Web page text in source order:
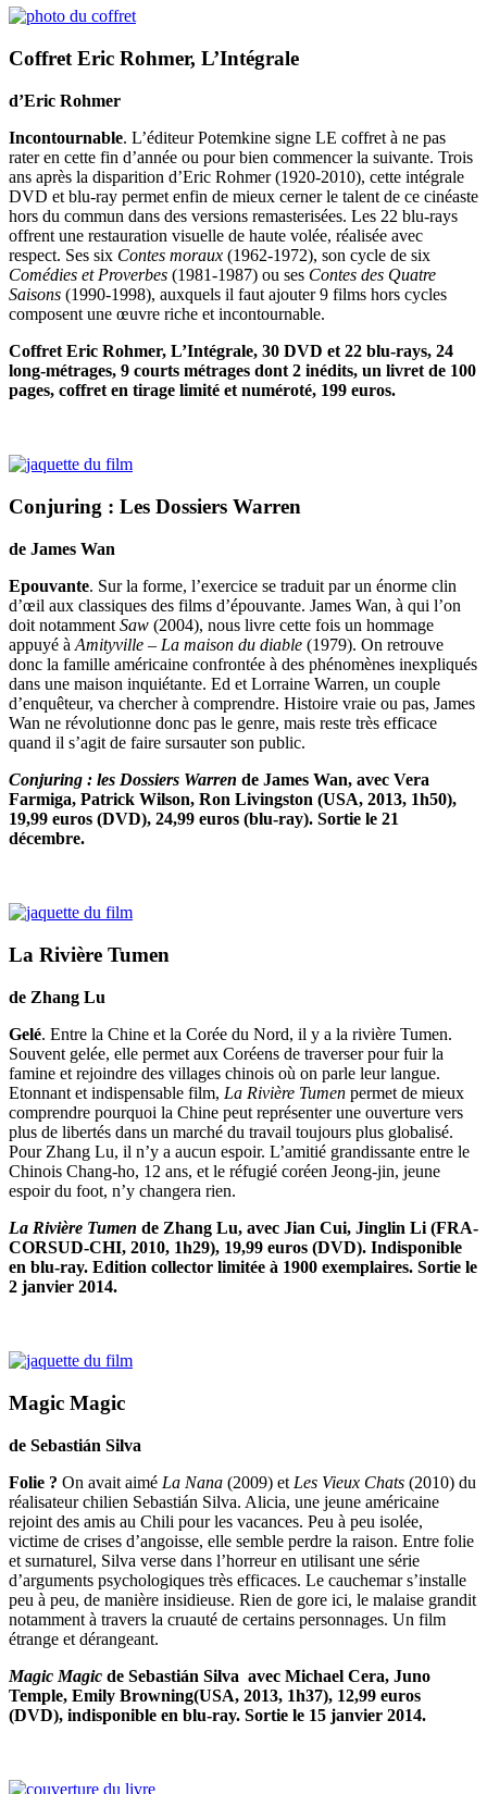
Coffret Eric Rohmer, L’Intégrale
d’Eric Rohmer
Incontournable. L’éditeur Potemkine signe LE coffret à ne pas
rater en cette fin d’année ou pour bien commencer la suivante. Trois
ans après la disparition d’Eric Rohmer (1920-2010), cette intégrale
DVD et blu-ray permet enfin de mieux cerner le talent de ce cinéaste
hors du commun dans des versions remasterisées. Les 22 blu-rays
offrent une restauration visuelle de haute volée, réalisée avec
respect. Ses six Contes moraux (1962-1972), son cycle de six
Comédies et Proverbes (1981-1987) ou ses Contes des Quatre
Saisons (1990-1998), auxquels il faut ajouter 9 films hors cycles
composent une œuvre riche et incontournable.
Coffret Eric Rohmer, L’Intégrale, 30 DVD et 22 blu-rays, 24
long-métrages, 9 courts métrages dont 2 inédits, un livret de 100
pages, coffret en tirage limité et numéroté, 199 euros.
Conjuring : Les Dossiers Warren
de James Wan
Epouvante. Sur la forme, l’exercice se traduit par un énorme clin
d’œil aux classiques des films d’épouvante. James Wan, à qui l’on
doit notamment Saw (2004), nous livre cette fois un hommage
appuyé à Amityville – La maison du diable (1979). On retrouve
donc la famille américaine confrontée à des phénomènes inexpliqués
dans une maison inquiétante. Ed et Lorraine Warren, un couple
d’enquêteur, va chercher à comprendre. Histoire vraie ou pas, James
Wan ne révolutionne donc pas le genre, mais reste très efficace
quand il s’agit de faire sursauter son public.
Conjuring : les Dossiers Warren de James Wan, avec Vera
Farmiga, Patrick Wilson, Ron Livingston (USA, 2013, 1h50),
19,99 euros (DVD), 24,99 euros (blu-ray). Sortie le 21
décembre.
La Rivière Tumen
de Zhang Lu
Gelé. Entre la Chine et la Corée du Nord, il y a la rivière Tumen.
Souvent gelée, elle permet aux Coréens de traverser pour fuir la
famine et rejoindre des villages chinois où on parle leur langue.
Etonnant et indispensable film, La Rivière Tumen permet de mieux
comprendre pourquoi la Chine peut représenter une ouverture vers
plus de libertés dans un marché du travail toujours plus globalisé.
Pour Zhang Lu, il n’y a aucun espoir. L’amitié grandissante entre le
Chinois Chang-ho, 12 ans, et le réfugié coréen Jeong-jin, jeune
espoir du foot, n’y changera rien.
La Rivière Tumen de Zhang Lu, avec Jian Cui, Jinglin Li (FRA-
CORSUD-CHI, 2010, 1h29), 19,99 euros (DVD). Indisponible
en blu-ray. Edition collector limitée à 1900 exemplaires. Sortie le
2 janvier 2014.
Magic Magic
de Sebastián Silva
Folie ? On avait aimé La Nana (2009) et Les Vieux Chats (2010) du
réalisateur chilien Sebastián Silva. Alicia, une jeune américaine
rejoint des amis au Chili pour les vacances. Peu à peu isolée,
victime de crises d’angoisse, elle semble perdre la raison. Entre folie
et surnaturel, Silva verse dans l’horreur en utilisant une série
d’arguments psychologiques très efficaces. Le cauchemar s’installe
peu à peu, de manière insidieuse. Rien de gore ici, le malaise grandit
notamment à travers la cruauté de certains personnages. Un film
étrange et dérangeant.
Magic Magic de Sebastián Silva avec Michael Cera, Juno
Temple, Emily Browning(USA, 2013, 1h37), 12,99 euros
(DVD), indisponible en blu-ray. Sortie le 15 janvier 2014.